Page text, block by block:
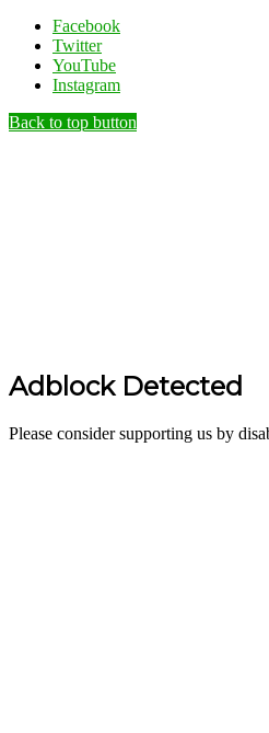
Facebook
Twitter
YouTube
Instagram
Back to top button
Adblock Detected
Please consider supporting us by